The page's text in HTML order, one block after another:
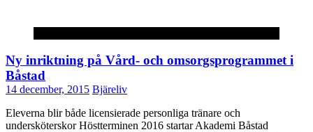
Ny inriktning på Vård- och omsorgsprogrammet i
Båstad
14 december, 2015 Bjäreliv
Eleverna blir både licensierade personliga tränare och
undersköterskor Höstterminen 2016 startar Akademi Båstad